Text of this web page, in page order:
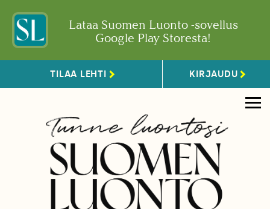
Lataa Suomen Luonto -sovellus
Google Play Storesta!
TILAA LEHTI KIRJAUDU